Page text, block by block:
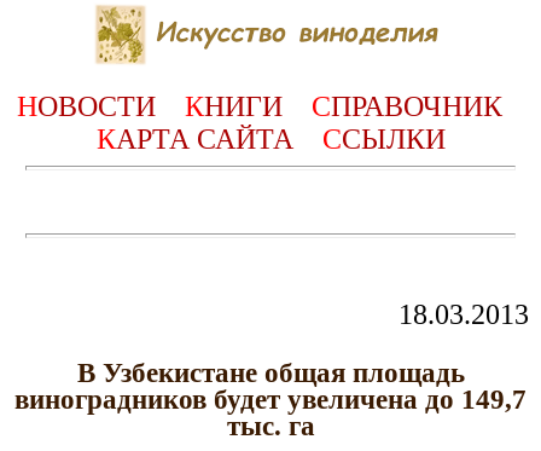
НОВОСТИ КНИГИ СПРАВОЧНИК
КАРТА САЙТА ССЫЛКИ
18.03.2013
В Узбекистане общая площадь
виноградников будет увеличена до 149,7
тыс. га